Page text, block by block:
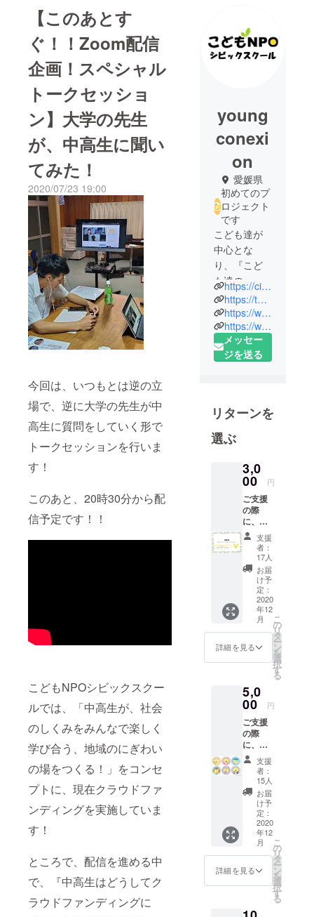
【このあとす
ぐ！！Zoom配信
企画！スペシャル
トークセッショ
ン】大学の先生
が、中高生に聞い
てみた！
2020/07/23 19:00
今回は、いつもとは逆の立
場で、逆に大学の先生が中
高生に質問をしていく形で
トークセッションを行いま
す！
このあと、20時30分から配
信予定です！！
こどもNPOシビックスクー
ルでは、「中高生が、社会
のしくみをみんなで楽しく
学び合う、地域のにぎわい
の場をつくる！」をコンセ
プトに、現在クラウドファ
ンディングを実施していま
す！
ところで、配信を進める中
で、『中高生はどうしてク
ラウドファンディングに
young
conexi
on
愛媛県
初めてのプ
ロジェクト
です
こども達が
中心とな
り、『こど
も達の、こ
ども達によ
る、よのな
かのための
学びの場づ
くり』のた
した！シ
ティズン
シップ教育
育・子ども
の権利・
SDGs など、
さまざまな
観点からよ
のなかの課
題に対する
プロジェク
トを主体的
に行いなが
ら、よのな
かの仕組み
を楽しく学
びあう場づ
ています。
https://civicschool.org/
https://twitter.com/npocivicschool
https://www.instagram.com/npocivicschool/
https://www.facebook.com/npocivicschool/
メッセー
ジを送る
リターンを
選ぶ
3,0
00 円
ご支援
の際
に、ご
希望の
支援者
さまは
お名前
を備考
欄にご
記入く
ださ
い。 ▼
リター
ンにつ
いて▼
● 中高
タッフ
からの
お礼状
支援
者：
17人
お届
け予
定：
2020
年12
月
詳細を見る
こ
の
リ
タ
ー
ン
を
選
択
す
る
5,0
00 円
ご支援
の際
に、ご
希望の
支援者
さまは
お名前
を備考
欄にご
記入く
ださ
い。 ▼
リター
ンにつ
いて▼
● 中高
タッフ
支援
者：
15人
お届
け予
定：
2020
年12
月
詳細を見る
こ
の
リ
タ
ー
ン
を
選
択
す
る